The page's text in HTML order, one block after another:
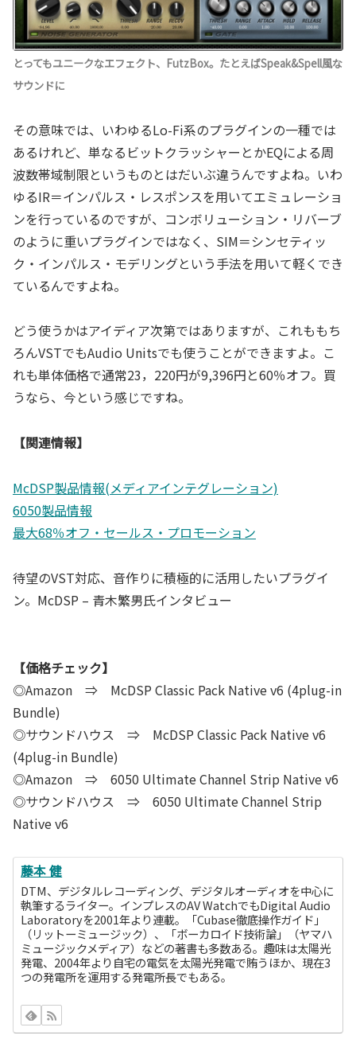
とってもユニークなエフェクト、FutzBox。たとえばSpeak&Spell風な
サウンドに
その意味では、いわゆるLo-Fi系のプラグインの一種では
あるけれど、単なるビットクラッシャーとかEQによる周
波数帯域制限というものとはだいぶ違うんですよね。いわ
ゆるIR＝インパルス・レスポンスを用いてエミュレーショ
ンを行っているのですが、コンボリューション・リバーブ
のように重いプラグインではなく、SIM＝シンセティッ
ク・インパルス・モデリングという手法を用いて軽くでき
ているんですよね。
どう使うかはアイディア次第ではありますが、これももち
ろんVSTでもAudio Unitsでも使うことができますよ。こ
れも単体価格で通常23，220円が9,396円と60％オフ。買
うなら、今という感じですね。
【関連情報】
McDSP製品情報(メディアインテグレーション)
6050製品情報
最大68％オフ・セールス・プロモーション
待望のVST対応、音作りに積極的に活用したいプラグイ
ン。McDSP – 青木繁男氏インタビュー
【価格チェック】
◎Amazon ⇒ McDSP Classic Pack Native v6 (4plug-in
Bundle)
◎サウンドハウス ⇒ McDSP Classic Pack Native v6
(4plug-in Bundle)
◎Amazon ⇒ 6050 Ultimate Channel Strip Native v6
◎サウンドハウス ⇒ 6050 Ultimate Channel Strip
Native v6
藤本 健
DTM、デジタルレコーディング、デジタルオーディオを中心に
執筆するライター。インプレスのAV WatchでもDigital Audio
Laboratoryを2001年より連載。「Cubase徹底操作ガイド」
（リットーミュージック）、「ボーカロイド技術論」（ヤマハ
ミュージックメディア）などの著書も多数ある。趣味は太陽光
発電、2004年より自宅の電気を太陽光発電で賄うほか、現在3
つの発電所を運用する発電所長でもある。